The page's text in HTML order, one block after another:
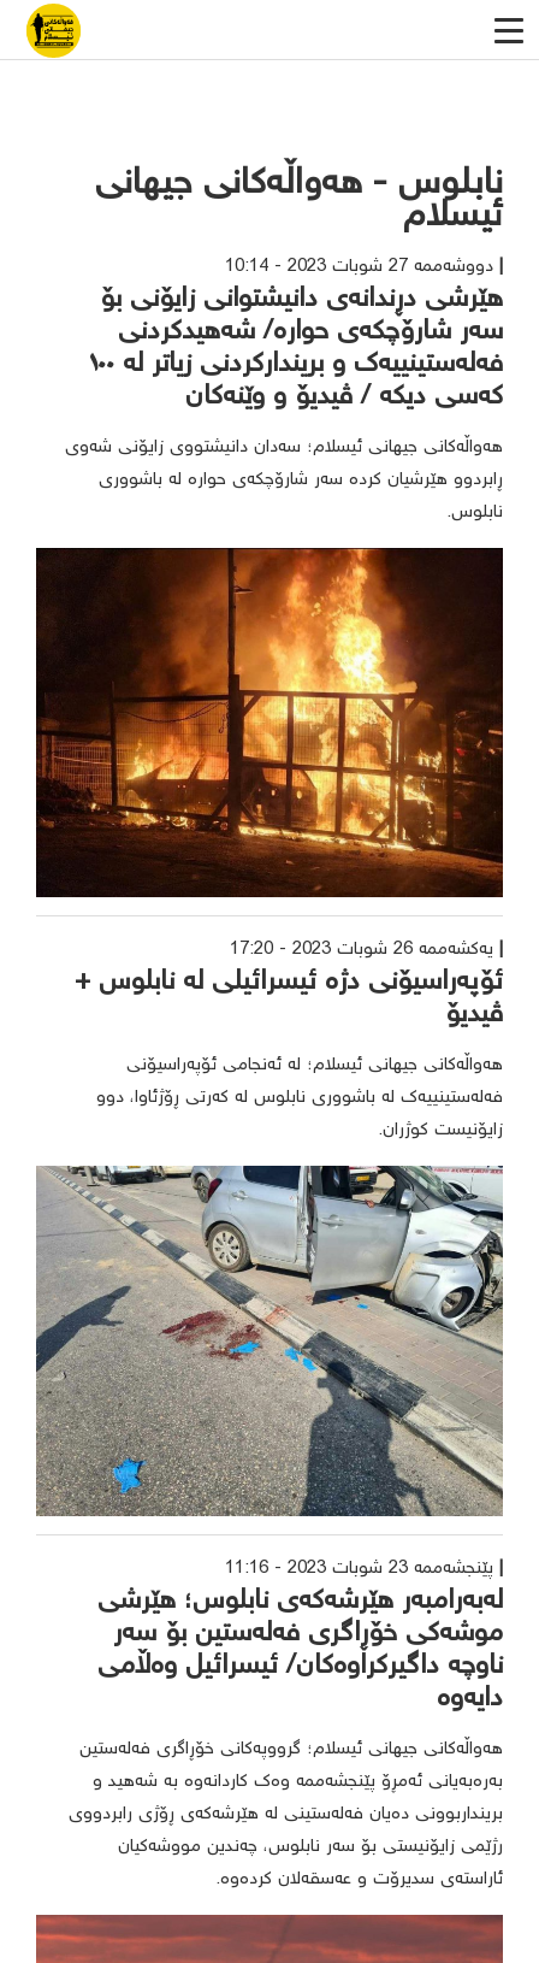
نابلوس - هەواڵەکانی جیهانی
ئیسلام
دووشەممە 27 شوبات 2023 - 10:14
هێرشی دڕندانەی دانیشتوانی زایۆنی بۆ
سەر شارۆچکەی حوارە/ شەهیدکردنی
فەلەستینییەک و بریندارکردنی زیاتر لە ١٠٠
کەسی دیکە / ڤیدیۆ و وێنەکان
هەواڵەکانی جیهانی ئیسلام؛ سەدان دانیشتووی زایۆنی شەوی
ڕابردوو هێرشیان کردە سەر شارۆچکەی حوارە لە باشووری
نابلوس.
یەکشەممە 26 شوبات 2023 - 17:20
ئۆپەراسیۆنی دژە ئیسرائیلی لە نابلوس +
ڤیدیۆ
هەواڵەکانی جیهانی ئیسلام؛ لە ئەنجامی ئۆپەراسیۆنی
فەلەستینییەک لە باشووری نابلوس لە کەرتی ڕۆژئاوا، دوو
زایۆنیست کوژران.
پێنجشەممە 23 شوبات 2023 - 11:16
لەبەرامبەر هێرشەکەی نابلوس؛ هێرشی
موشەکی خۆڕاگری فەلەستین بۆ سەر
ناوچە داگیرکراوەکان/ ئیسرائیل وەڵامی
دایەوە
هەواڵەکانی جیهانی ئیسلام؛ گرووپەکانی خۆڕاگری فەلەستین
بەرەبەیانی ئەمڕۆ پێنجشەممە وەک کاردانەوە بە شەهید و
برینداربوونی دەیان فەلەستینی لە هێرشەکەی ڕۆژی رابردووی
رژێمی زایۆنیستی بۆ سەر نابلوس، چەندین مووشەکیان
ئاراستەی سدیرۆت و عەسقەلان کردەوە.